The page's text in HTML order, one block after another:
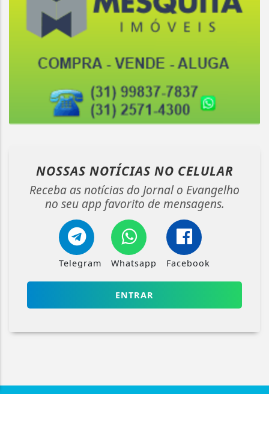
NOSSAS NOTÍCIAS NO CELULAR
Receba as notícias do Jornal o Evangelho
no seu app favorito de mensagens.
Telegram Whatsapp Facebook
ENTRAR
Termos de Uso e Privacidade
experiência de navegação. Ao continuar o acesso,